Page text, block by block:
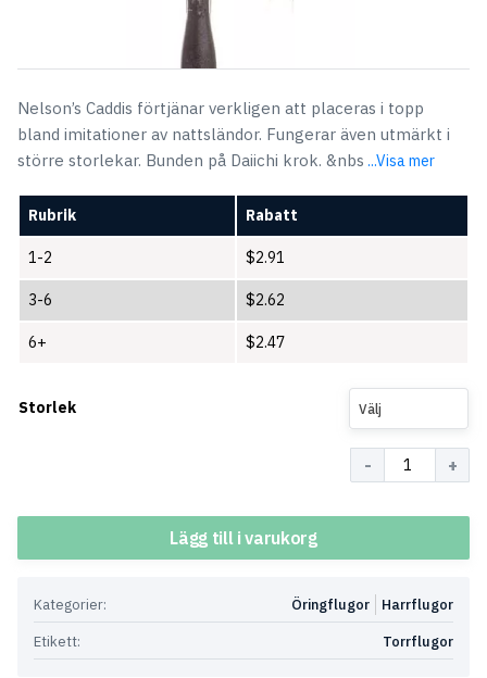
Nelson’s Caddis förtjänar verkligen att placeras i topp
bland imitationer av nattsländor. Fungerar även utmärkt i
större storlekar. Bunden på Daiichi krok. &nbs ...Visa mer
Rubrik Rabatt
1-2 $2.91
3-6 $2.62
6+ $2.47
Storlek Välj
Lägg till i varukorg
Kategorier: Harrflugor
Öringflugor
Etikett:
Torrflugor